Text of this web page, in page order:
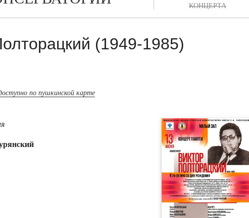
КОНЦЕРТА
(1949-1985)
по пушкинской карте